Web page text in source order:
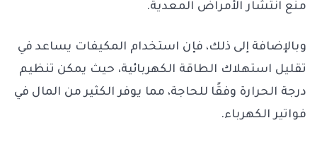
منع انتشار الأمراض المعدية.
وبالإضافة إلى ذلك، فإن استخدام المكيفات يساعد في
تقليل استهلاك الطاقة الكهربائية، حيث يمكن تنظيم
درجة الحرارة وفقًا للحاجة، مما يوفر الكثير من المال في
فواتير الكهرباء.